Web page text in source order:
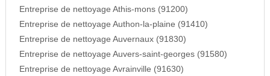
Entreprise de nettoyage Athis-mons (91200)
Entreprise de nettoyage Authon-la-plaine (91410)
Entreprise de nettoyage Auvernaux (91830)
Entreprise de nettoyage Auvers-saint-georges (91580)
Entreprise de nettoyage Avrainville (91630)